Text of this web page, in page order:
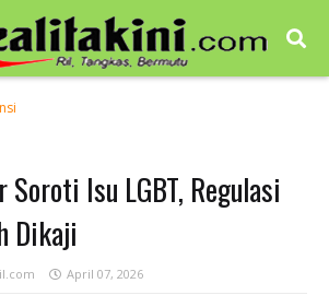
Soroti Isu LGBT, Regulasi
Dikaji
April 07, 2026